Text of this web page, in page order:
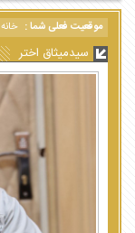
موقعیت فعلی شما : خانه
سیدمیثاق اختر